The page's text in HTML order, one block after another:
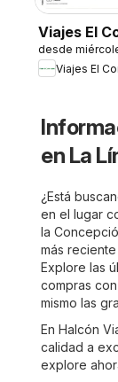
Viajes El
Inglés
desde
Viajes El
en La
¿Está
en el lugar
la
más
Explore las
compras
mismo las
En Halcón
calidad a
explore